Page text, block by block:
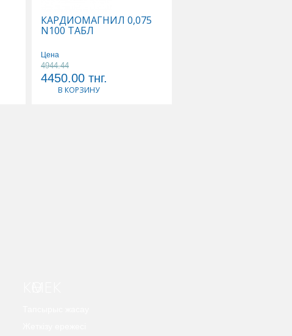
КАРДИОМАГНИЛ 0,075
N100 ТАБЛ
Цена
4944.44
4450.00 тнг.
В КОРЗИНУ